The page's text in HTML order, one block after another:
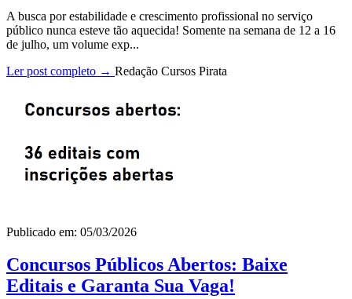
A busca por estabilidade e crescimento profissional no serviço
público nunca esteve tão aquecida! Somente na semana de 12 a 16
de julho, um volume exp...
Ler post completo → Redação Cursos Pirata
Publicado em: 05/03/2026
Concursos Públicos Abertos: Baixe
Editais e Garanta Sua Vaga!